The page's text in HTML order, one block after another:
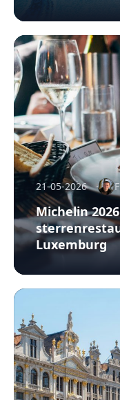
21-05-2026
Michelin
Luxemburg